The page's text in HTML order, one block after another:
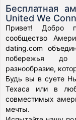
Бесплатная
United We
Привет! Добро
сообщество
dating.com
побережья до
разнообразие,
Будь вы в суете
Техаса или в
совместимых
мечты.